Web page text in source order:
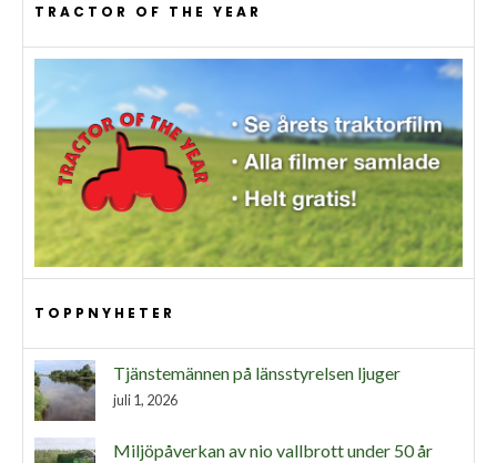
TRACTOR OF THE YEAR
TOPPNYHETER
Tjänstemännen på länsstyrelsen ljuger
juli 1, 2026
Miljöpåverkan av nio vallbrott under 50 år